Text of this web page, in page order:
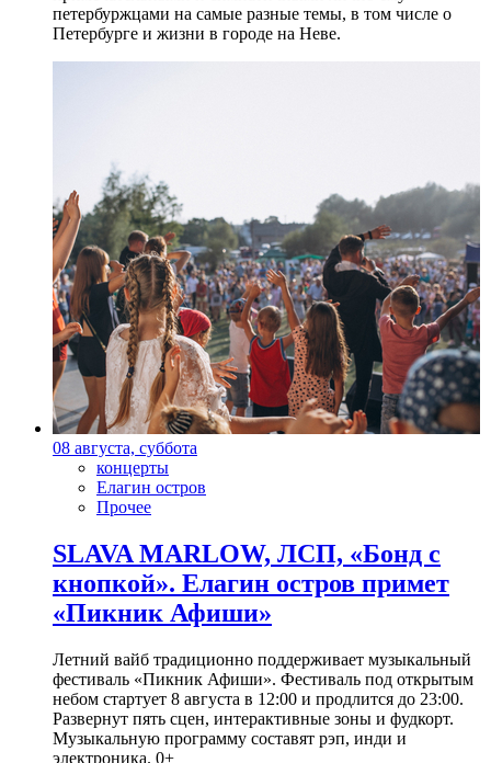
петербуржцами на самые разные темы, в том числе о
Петербурге и жизни в городе на Неве.
08 августа, суббота
концерты
Елагин остров
Прочее
SLAVA MARLOW, ЛСП, «Бонд с
кнопкой». Елагин остров примет
«Пикник Афиши»
Летний вайб традиционно поддерживает музыкальный
фестиваль «Пикник Афиши». Фестиваль под открытым
небом стартует 8 августа в 12:00 и продлится до 23:00.
Развернут пять сцен, интерактивные зоны и фудкорт.
Музыкальную программу составят рэп, инди и
электроника. 0+